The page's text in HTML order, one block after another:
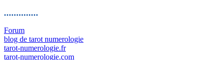
..............
Forum
blog de tarot numerologie
tarot-numerologie.fr
tarot-numerologie.com